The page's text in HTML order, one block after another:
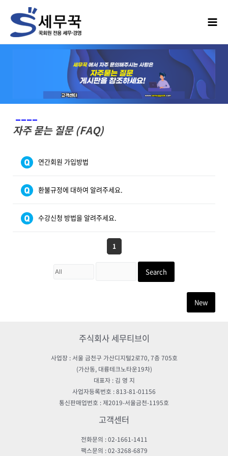
자주 묻는 질문 (FAQ)
연간회원 가입방법
환불규정에 대하여 알려주세요.
수강신청 방법을 알려주세요.
1
Search
New
주식회사 세무티브이
사업장 : 서울 금천구 가산디지털2로70, 7층 705호
(가산동, 대륭테크노타운19차)
대표자 : 김 영 지
사업자등록번호 : 813-81-01156
통신판매업번호 : 제2019-서울금천-1195호
고객센터
전화문의 : 02-1661-1411
팩스문의 : 02-3268-6879